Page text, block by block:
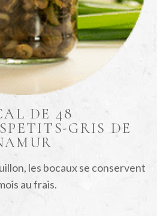
DE 48
PETITS-GRIS DE
les bocaux se conservent
au frais.